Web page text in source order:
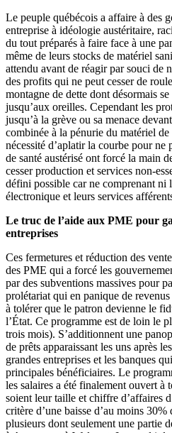
Le peuple québécois a affaire à des
entreprise à idéologie austéritaire,
du tout préparés à faire face à une
même de leurs stocks de matériel
attendu avant de réagir par souci de
des profits qui ne peut cesser de
montagne de dette dont désormais
jusqu’aux oreilles. Cependant les
jusqu’à la grève ou sa menace
combinée à la pénurie du matériel
nécessité d’aplatir la courbe pour ne
de santé austérisé ont forcé la main
cesser production et services non-
défini possible car ne comprenant ni
électronique et leurs services
Le truc de l’aide aux PME pour
entreprises
Ces fermetures et réduction des
des PME qui a forcé les
par des subventions massives pour
prolétariat qui en panique de
à tolérer que le patron devienne le
l’État. Ce programme est de loin le
trois mois). S’additionnent une
de prêts apparaissant les uns après
grandes entreprises et les banques
principales bénéficiaires. Le
les salaires a été finalement ouvert à
soient leur taille et chiffre d’affaires
critère d’une baisse d’au moins
plusieurs dont seulement une partie